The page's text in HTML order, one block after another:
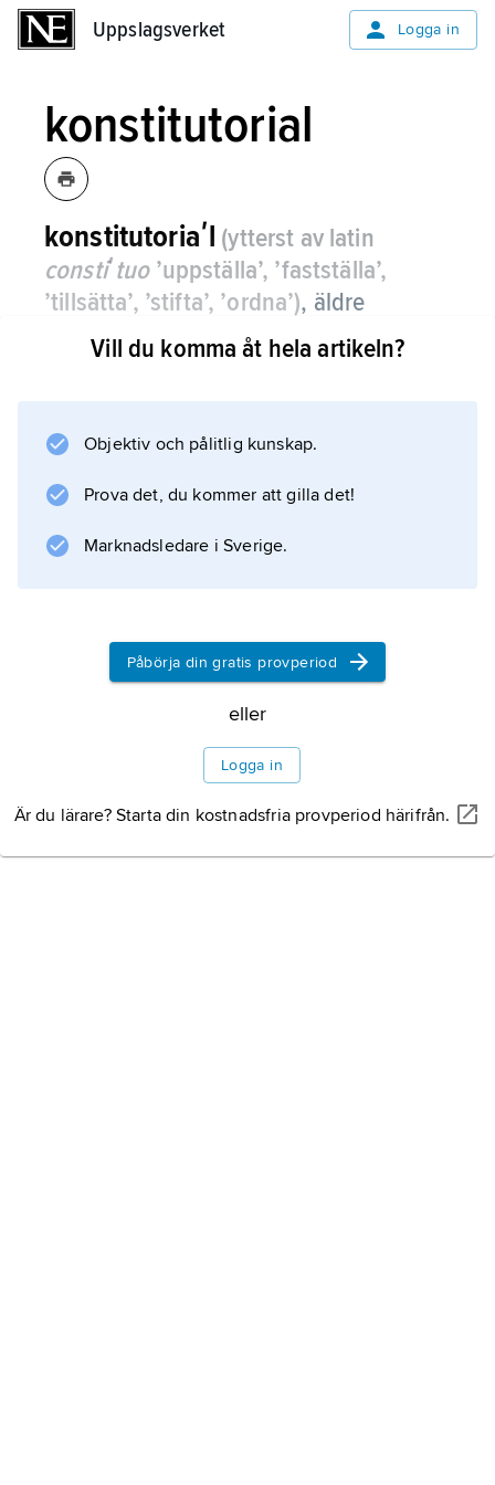
Uppslagsverket Logga in
konstitutorial
konstitutoriaʹl (ytterst av latin
constiʹtuo’uppställa’, ’fastställa’,
’tillsätta’, ’stifta’, ’ordna’), äldre
anställningsform för offentligt anställda,
främst använd för statsanställda med
Den slopades genom 1976 års lag om
förordnanden är gällande och ger starkt
anställningsskydd.
Information om artikeln
Vill du komma åt hela artikeln?
Objektiv och pålitlig kunskap.
Prova det, du kommer att gilla det!
Marknadsledare i Sverige.
Påbörja din gratis provperiod
eller
Logga in
Är du lärare? Starta din kostnadsfria provperiod härifrån.